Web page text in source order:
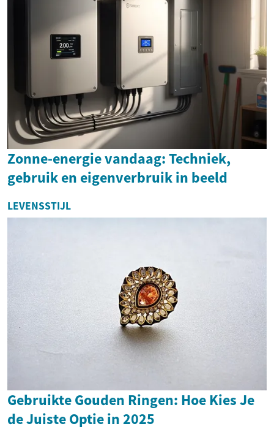
Zonne-energie vandaag: Techniek,
gebruik en eigenverbruik in beeld
LEVENSSTIJL
Gebruikte Gouden Ringen: Hoe Kies Je
de Juiste Optie in 2025